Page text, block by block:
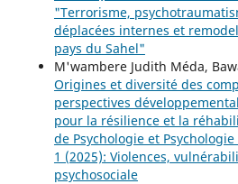
"Terrorisme,
déplacées internes et
pays du Sahel"
M'wambere Judith Méda,
Origines et diversité des
perspectives
pour la résilience et la
de Psychologie et
1 (2025): Violences,
psychosociale